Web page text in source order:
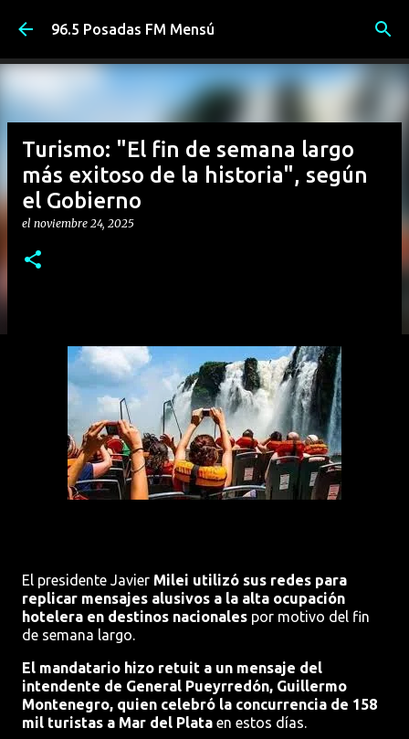
Ir al contenido principal
96.5 Posadas FM Mensú
Turismo: "El fin de semana largo
más exitoso de la historia", según
el Gobierno
el noviembre 24, 2025
El presidente Javier Milei utilizó sus redes para
replicar mensajes alusivos a la alta ocupación
hotelera en destinos nacionales por motivo del fin
de semana largo.
El mandatario hizo retuit a un mensaje del
intendente de General Pueyrredón, Guillermo
Montenegro, quien celebró la concurrencia de 158
mil turistas a Mar del Plata en estos días.